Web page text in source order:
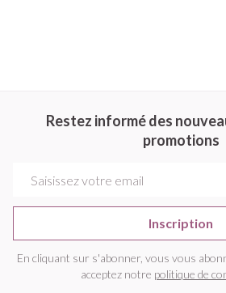
Restez informé des
promotions
Inscription
En cliquant sur s'abonner, vous vous
acceptez notre politique de